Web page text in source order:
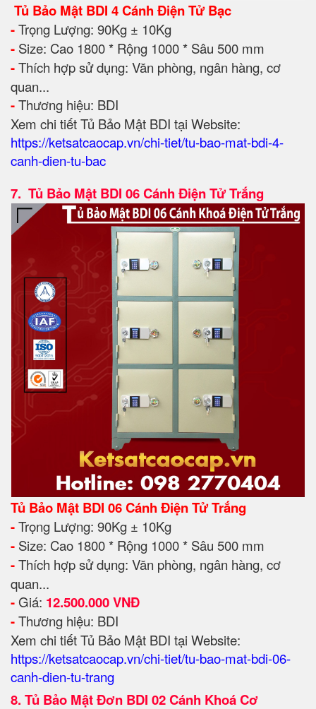
Tủ Bảo Mật BDI 4 Cánh Điện Tử Bạc
-Trọng Lượng: 90Kg ± 10Kg
- Size: Cao 1800 * Rộng 1000 * Sâu 500 mm
-Thích hợp sử dụng: Văn phòng, ngân hàng, cơ
quan...
-Thương hiệu: BDI
Xem chi tiết Tủ Bảo Mật BDI tại Website:
https://ketsatcaocap.vn/chi-tiet/tu-bao-mat-bdi-4-
canh-dien-tu-bac
7. Tủ Bảo Mật BDI 06 Cánh Điện Tử Trắng
Tủ Bảo Mật BDI 06 Cánh Điện Tử Trắng
-Trọng Lượng: 90Kg ± 10Kg
- Size: Cao 1800 * Rộng 1000 * Sâu 500 mm
-Thích hợp sử dụng: Văn phòng, ngân hàng, cơ
quan...
- Giá: 12.500.000 VNĐ
-Thương hiệu: BDI
Xem chi tiết Tủ Bảo Mật BDI tại Website:
https://ketsatcaocap.vn/chi-tiet/tu-bao-mat-bdi-06-
canh-dien-tu-trang
8. Tủ Bảo Mật Đơn BDI 02 Cánh Khoá Cơ